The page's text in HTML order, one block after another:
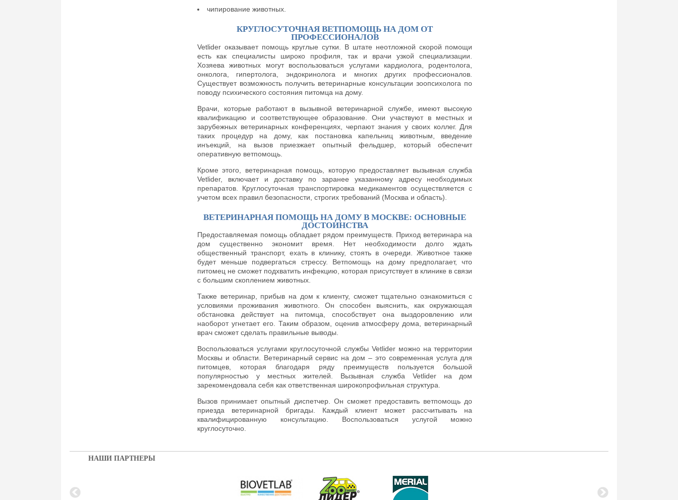
чипирование животных.
КРУГЛОСУТОЧНАЯ ВЕТПОМОЩЬ НА ДОМ ОТ
ПРОФЕССИОНАЛОВ
Vetlider оказывает помощь круглые сутки. В штате неотложной скорой помощи
есть как специалисты широко профиля, так и врачи узкой специализации.
Хозяева животных могут воспользоваться услугами кардиолога, родентолога,
онколога, гипертолога, эндокринолога и многих других профессионалов.
Существует возможность получить ветеринарные консультации зоопсихолога по
поводу психического состояния питомца на дому.
Врачи, которые работают в вызывной ветеринарной службе, имеют высокую
квалификацию и соответствующее образование. Они участвуют в местных и
зарубежных ветеринарных конференциях, черпают знания у своих коллег. Для
таких процедур на дому, как постановка капельниц животным, введение
инъекций, на вызов приезжает опытный фельдшер, который обеспечит
оперативную ветпомощь.
Кроме этого, ветеринарная помощь, которую предоставляет вызывная служба
Vetlider, включает и доставку по заранее указанному адресу необходимых
препаратов. Круглосуточная транспортировка медикаментов осуществляется с
учетом всех правил безопасности, строгих требований (Москва и область).
ВЕТЕРИНАРНАЯ ПОМОЩЬ НА ДОМУ В МОСКВЕ: ОСНОВНЫЕ
ДОСТОИНСТВА
Предоставляемая помощь обладает рядом преимуществ. Приход ветеринара на
дом существенно экономит время. Нет необходимости долго ждать
общественный транспорт, ехать в клинику, стоять в очереди. Животное также
будет меньше подвергаться стрессу. Ветпомощь на дому предполагает, что
питомец не сможет подхватить инфекцию, которая присутствует в клинике в связи
с большим скоплением животных.
Также ветеринар, прибыв на дом к клиенту, сможет тщательно ознакомиться с
условиями проживания животного. Он способен выяснить, как окружающая
обстановка действует на питомца, способствует она выздоровлению или
наоборот угнетает его. Таким образом, оценив атмосферу дома, ветеринарный
врач сможет сделать правильные выводы.
Воспользоваться услугами круглосуточной службы Vetlider можно на территории
Москвы и области. Ветеринарный сервис на дом – это современная услуга для
питомцев, которая благодаря ряду преимуществ пользуется большой
популярностью у местных жителей. Вызывная служба Vetlider на дом
зарекомендовала себя как ответственная широкопрофильная структура.
Вызов принимает опытный диспетчер. Он сможет предоставить ветпомощь до
приезда ветеринарной бригады. Каждый клиент может рассчитывать на
квалифицированную консультацию. Воспользоваться услугой можно
круглосуточно.
НАШИ ПАРТНЕРЫ